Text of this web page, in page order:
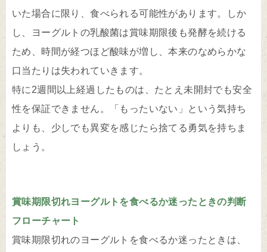
いた場合に限り、食べられる可能性があります。しか
し、ヨーグルトの乳酸菌は賞味期限後も発酵を続ける
ため、時間が経つほど酸味が増し、本来のなめらかな
口当たりは失われていきます。
特に2週間以上経過したものは、たとえ未開封でも安全
性を保証できません。「もったいない」という気持ち
よりも、少しでも異変を感じたら捨てる勇気を持ちま
しょう。
賞味期限切れヨーグルトを食べるか迷ったときの判断
フローチャート
賞味期限切れのヨーグルトを食べるか迷ったときは、